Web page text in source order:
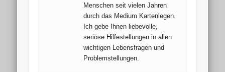
Menschen seit vielen Jahren
durch das Medium Kartenlegen.
Ich gebe Ihnen liebevolle,
seriöse Hilfestellungen in allen
wichtigen Lebensfragen und
Problemstellungen.